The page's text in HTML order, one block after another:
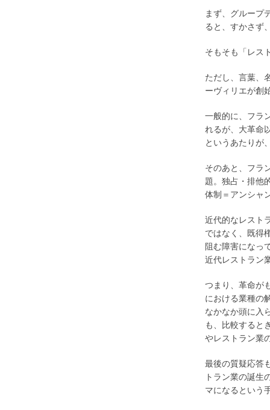
まず、グループ
ると、すかさず
そもそも「レス
ただし、言葉、
ーヴィリエが創
一般的に、フラ
れるが、大革命
というあたりが
そのあと、フラ
題。独占・排他
体制＝アンシャ
近代的なレスト
ではなく、既得
阻む障害になっ
近代レストラン
つまり、革命が
における業種の
なかなか頭に入
も、比較すると
やレストラン業
最後の質疑応答
トラン業の誕生
マになるという